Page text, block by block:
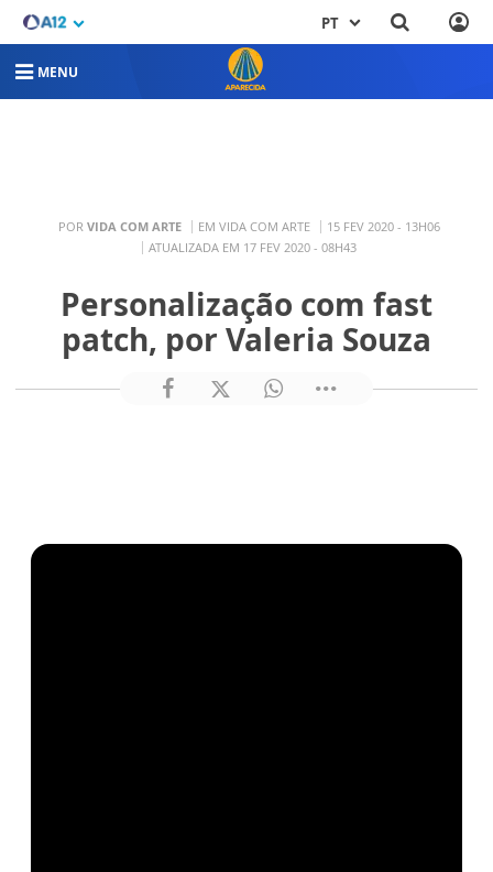
PT
MENU
POR VIDA COM ARTE EM VIDA COM ARTE
15 FEV 2020 - 13H06
ATUALIZADA EM 17 FEV 2020 - 08H43
Personalização com fast
patch, por Valeria Souza